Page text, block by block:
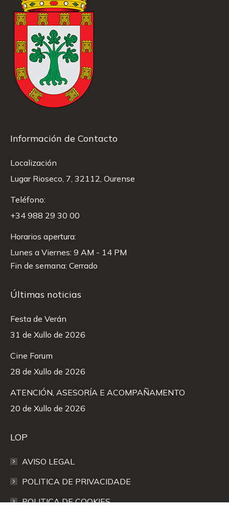
Información de Contacto
Localización
Lugar Rioseco, 7, 32112, Ourense
Teléfono:
+34 988 29 30 00
Horarios apertura:
Lunes a Viernes: 9 AM - 14 PM
Fin de semana: Cerrado
Últimas noticias
Festa de Verán
31 de Xullo de 2026
Cine Forum
28 de Xullo de 2026
ATENCIÓN, ASESORÍA E ACOMPAÑAMENTO
20 de Xullo de 2026
LOP
AVISO LEGAL
POLITICA DE PRIVACIDADE
POLITICA DE COOKIES